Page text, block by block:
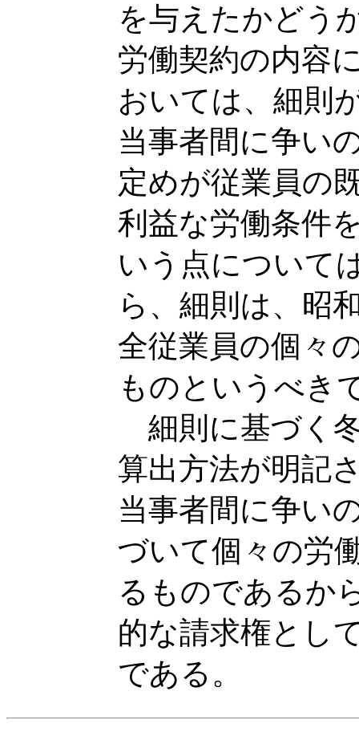
を与えたかどう
労働契約の内容
おいては、細則
当事者間に争い
定めが従業員の
利益な労働条件
いう点について
ら、細則は、昭
全従業員の個々
ものというべき
細則に基づく
算出方法が明記
当事者間に争い
づいて個々の労
るものであるか
的な請求権とし
である。